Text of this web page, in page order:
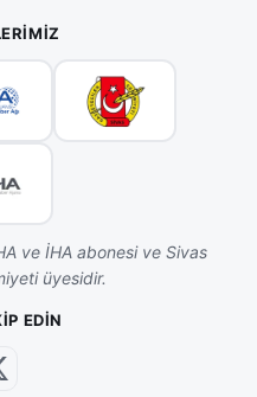
ve İHA abonesi ve Sivas
üyesidir.
EDIN